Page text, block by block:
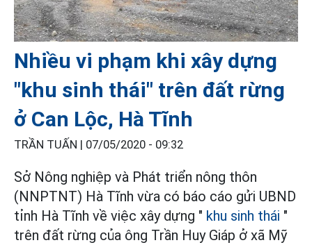
Nhiều vi phạm khi xây dựng
"khu sinh thái" trên đất rừng
ở Can Lộc, Hà Tĩnh
TRẦN TUẤN | 07/05/2020 - 09:32
Sở Nông nghiệp và Phát triển nông thôn
(NNPTNT) Hà Tĩnh vừa có báo cáo gửi UBND
tỉnh Hà Tĩnh về việc xây dựng " khu sinh thái "
trên đất rừng của ông Trần Huy Giáp ở xã Mỹ